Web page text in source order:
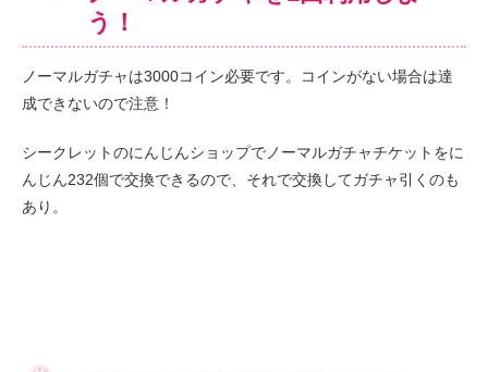
う！
ノーマルガチャは3000コイン必要です。コインがない場合は達
成できないので注意！
シークレットのにんじんショップでノーマルガチャチケットをに
んじん232個で交換できるので、それで交換してガチャ引くのも
あり。